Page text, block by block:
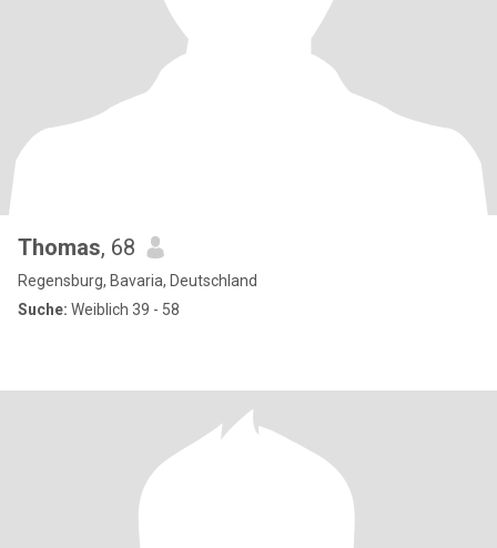
Thomas, 68
Regensburg, Bavaria, Deutschland
Suche: Weiblich 39 - 58